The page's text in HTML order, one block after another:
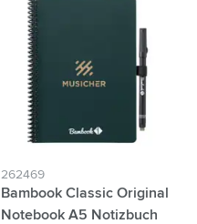
262469
Bambook Classic Original
Notebook A5 Notizbuch